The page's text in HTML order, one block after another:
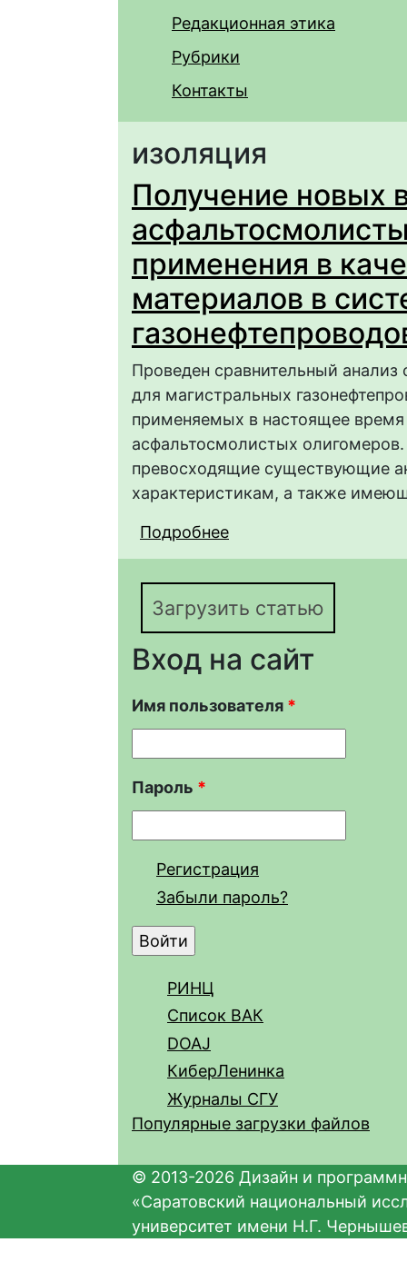
Редакционная этика
Рубрики
Контакты
изоляция
Получение новых
применения в
материалов в
Проведен сравнительный
для магистральных
применяемых в настоящее
асфальтосмолистых
превосходящие существующие
характеристикам, а также
Подробнее
применения в
магистральных
Загрузить статью
Вход на сайт
Имя пользователя *
Пароль *
Регистрация
Забыли пароль?
РИНЦ
Список ВАК
DOAJ
КиберЛенинка
Журналы СГУ
Популярные загрузки файлов
© 2013-2026 Дизайн и
«Саратовский национальный
университет имени Н.Г.